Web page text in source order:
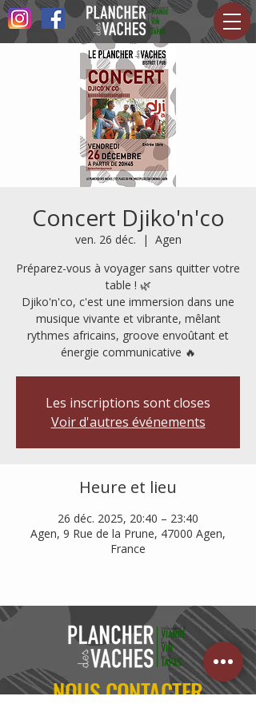
Concert Djiko'n'co
ven. 26 déc.
  |
Agen
Préparez-vous à voyager sans quitter votre
table ! 🌿
Djiko'n'co, c'est une immersion dans une
musique vivante et vibrante, mêlant
rythmes africains, groove envoûtant et
énergie communicative 🔥
Les inscriptions sont closes
Voir d'autres événements
Heure et lieu
26 déc. 2025, 20:40 – 23:40
Agen, 9 Rue de la Prune, 47000 Agen,
France
NOUS CONTACTER